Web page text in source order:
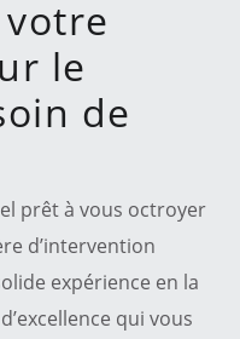
le
de
prêt à vous octroyer
d’intervention
expérience en la
qui vous